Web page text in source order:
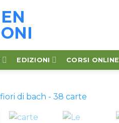
EDIZIONI CORSI ONLINE